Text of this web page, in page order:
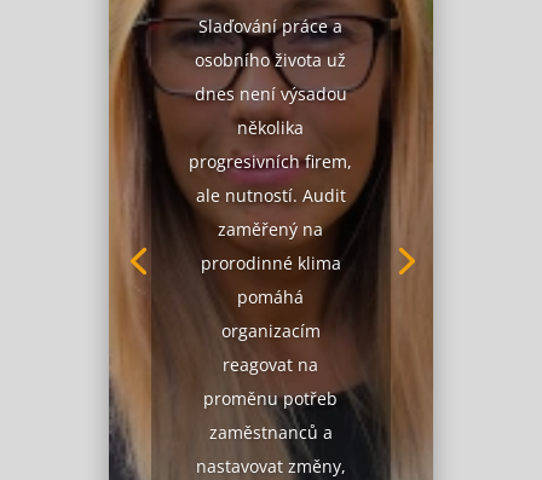
Slaďování práce a
osobního života už
dnes není výsadou
několika
progresivních firem,
ale nutností. Audit
zaměřený na
prorodinné klima
pomáhá
organizacím
reagovat na
proměnu potřeb
zaměstnanců a
nastavovat změny,